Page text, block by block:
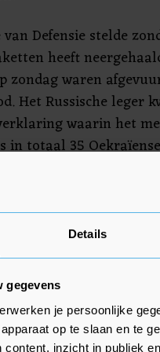
Details
gegevens
je persoonlijke
op te slaan en te
content, inzicht in publiek
Defensie stelde
heeft
zondag waren
Het Russische leger
waarin het
in totaal 35
de nacht van zaterdag
ervan met de
in het land te willen